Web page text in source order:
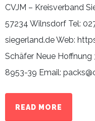
CVJM – Kreisverband
57234 Wilnsdorf Tel:
siegerland.de Web:
Schäfer Neue Hoffnung
8953-39 Email:
READ MORE